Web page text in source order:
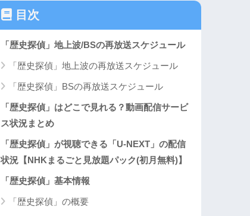
目次
「歴史探偵」地上波/BSの再放送スケジュール
「歴史探偵」地上波の再放送スケジュール
「歴史探偵」BSの再放送スケジュール
「歴史探偵」はどこで見れる？動画配信サービ
ス状況まとめ
「歴史探偵」が視聴できる「U-NEXT」の配信
状況【NHKまるごと見放題パック(初月無料)】
「歴史探偵」基本情報
「歴史探偵」の概要